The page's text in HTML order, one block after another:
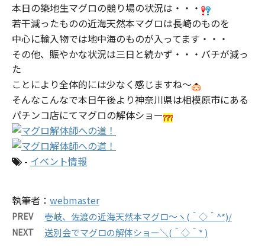
本日の築地生マグロの競り場の状況は・・・
若干減ったものの近海天然本マグロは長崎のものを
中心に輸入物では地中海のものが入ってます・・・
その他、賑やかな状況は三日と続かず・・・バチが減っ
た
ことにより全体的には少なく感じますね～
そんなこんなで本日午後より神奈川県は相模原市にある
パチンコ店にてマグロの解体ショー
- イベント情報
執筆者： webmaster
PREV 壱岐、佐渡の近海天然本マグロ～ヽ(＾◇＾^*)/
NEXT 送別会でマグロの解体ショー＼(＾◇＾* )